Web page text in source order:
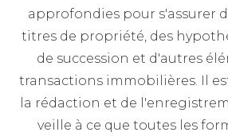
approfondies pour s'assurer
titres de propriété, des
de succession et d'autres
transactions immobilières. Il
la rédaction et de
veille à ce que toutes les